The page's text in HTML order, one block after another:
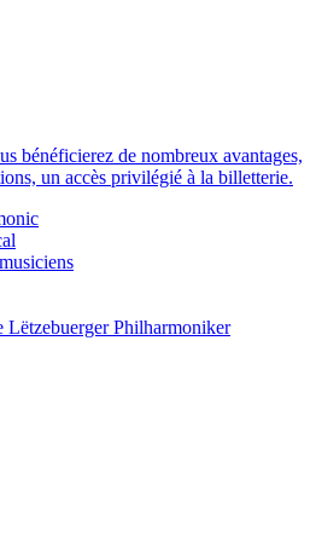
bénéficierez de nombreux avantages,
un accès privilégié à la billetterie.
Lëtzebuerger Philharmoniker